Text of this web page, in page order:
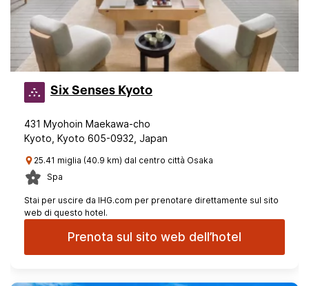
Six Senses Kyoto
431 Myohoin Maekawa-cho
Kyoto, Kyoto 605-0932, Japan
25.41 miglia (40.9 km) dal centro città Osaka
Spa
Stai per uscire da IHG.com per prenotare direttamente sul sito
web di questo hotel.
Prenota sul sito web dell’hotel